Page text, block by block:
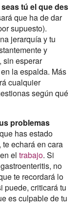
tú el que des
que ha de dar
supuesto).
jerarquía y tu
y
sin esperar
la espalda. Más
cualquier
según qué
problemas
has estado
echará en cara
el trabajo. Si
no
te recordará lo
puede, criticará tu
es culpable de tu